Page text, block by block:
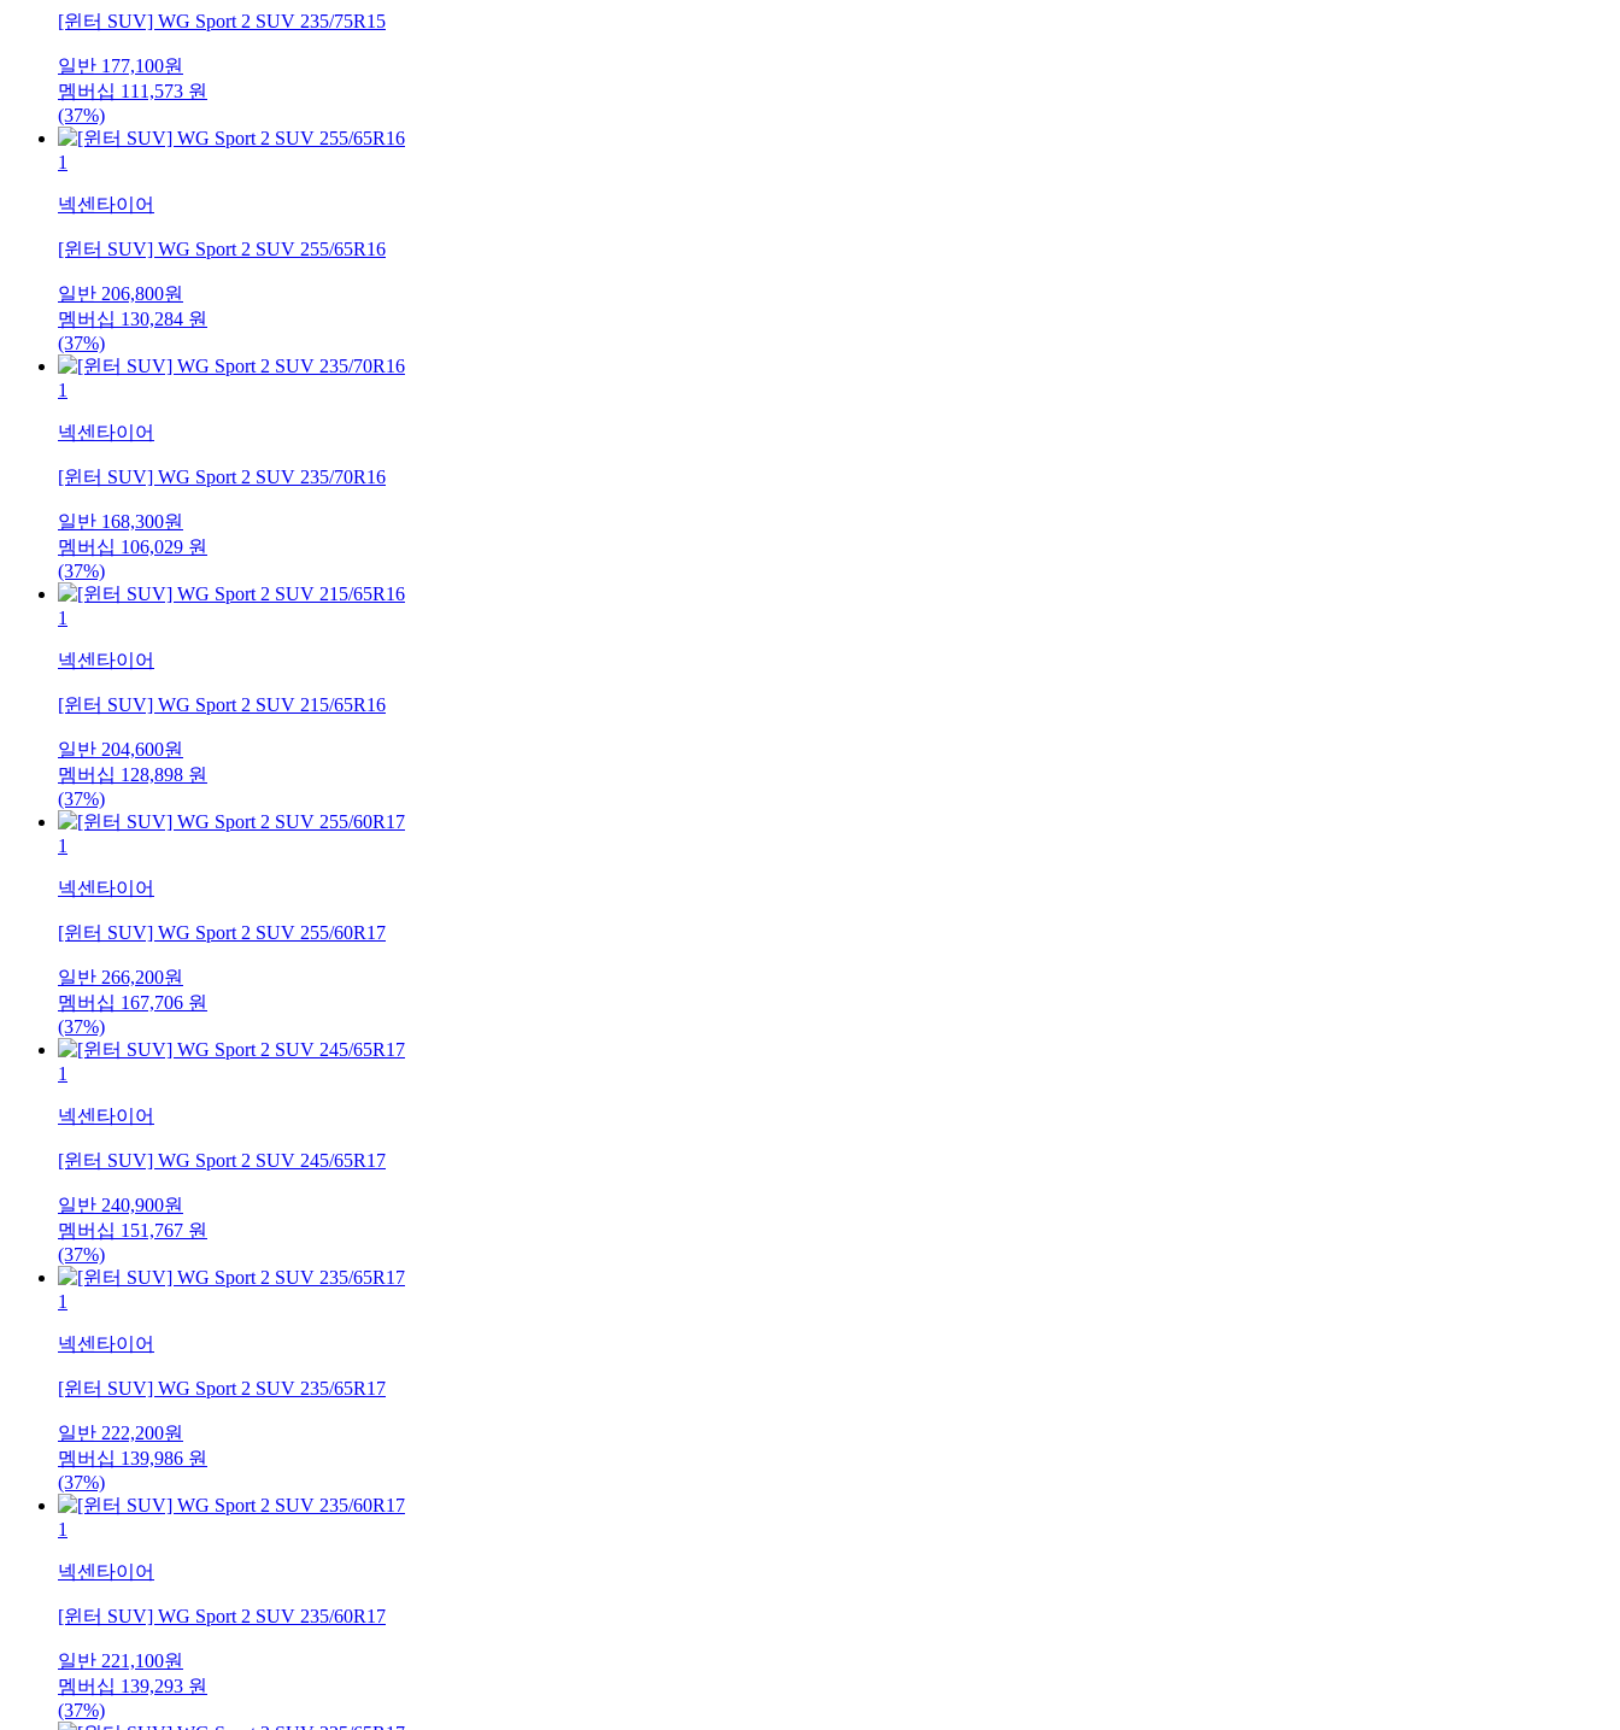
[윈터 SUV] WG Sport 2 SUV 235/75R15
일반 177,100원
멤버십 111,573 원
(37%)
1
넥센타이어
[윈터 SUV] WG Sport 2 SUV 255/65R16
일반 206,800원
멤버십 130,284 원
(37%)
1
넥센타이어
[윈터 SUV] WG Sport 2 SUV 235/70R16
일반 168,300원
멤버십 106,029 원
(37%)
1
넥센타이어
[윈터 SUV] WG Sport 2 SUV 215/65R16
일반 204,600원
멤버십 128,898 원
(37%)
1
넥센타이어
[윈터 SUV] WG Sport 2 SUV 255/60R17
일반 266,200원
멤버십 167,706 원
(37%)
1
넥센타이어
[윈터 SUV] WG Sport 2 SUV 245/65R17
일반 240,900원
멤버십 151,767 원
(37%)
1
넥센타이어
[윈터 SUV] WG Sport 2 SUV 235/65R17
일반 222,200원
멤버십 139,986 원
(37%)
1
넥센타이어
[윈터 SUV] WG Sport 2 SUV 235/60R17
일반 221,100원
멤버십 139,293 원
(37%)